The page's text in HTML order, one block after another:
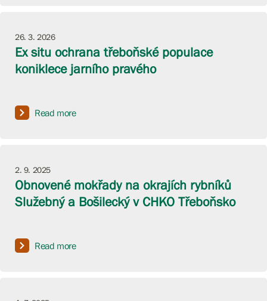
26. 3. 2026
Ex situ ochrana třeboňské populace
koniklece jarního pravého
Read more
2. 9. 2025
Obnovené mokřady na okrajích rybníků
Služebný a Bošilecký v CHKO Třeboňsko
Read more